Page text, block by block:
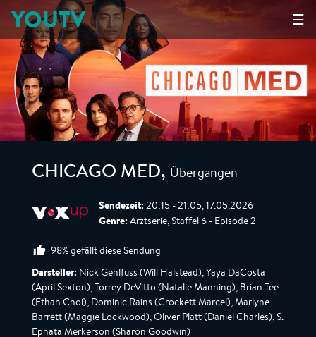
☰
YOUTV
CHICAGO MED, Übergangen
Sendezeit: 20:15 - 21:05, 17.05.2026
Genre: Arztserie, Staffel 6 - Episode 2
98% gefällt diese Sendung
Darsteller: Nick Gehlfuss (Will Halstead), Yaya DaCosta
(April Sexton), Torrey DeVitto (Natalie Manning), Brian Tee
(Ethan Choi), Dominic Rains (Crockett Marcel), Marlyne
Barrett (Maggie Lockwood), Oliver Platt (Daniel Charles), S.
Ephata Merkerson (Sharon Goodwin)